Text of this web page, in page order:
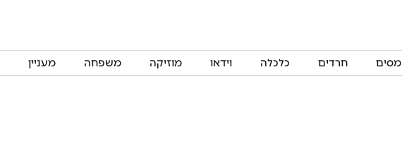
חרדים כלכלה וידאו מוזיקה משפחה מעניין